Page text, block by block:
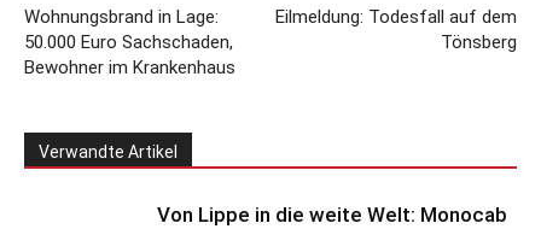
Wohnungsbrand in Lage:
50.000 Euro Sachschaden,
Bewohner im Krankenhaus
Eilmeldung: Todesfall auf dem
Tönsberg
Verwandte Artikel
Von Lippe in die weite Welt: Monocab